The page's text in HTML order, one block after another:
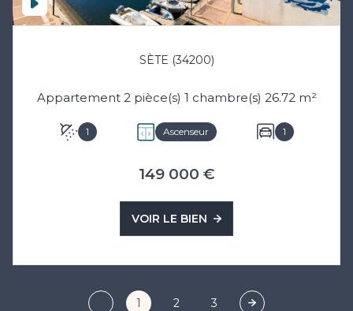
SÈTE (34200)
Appartement 2 pièce(s) 1 chambre(s) 26.72 m²
1 Ascenseur 1
149 000 €
VOIR LE BIEN
1 2 3